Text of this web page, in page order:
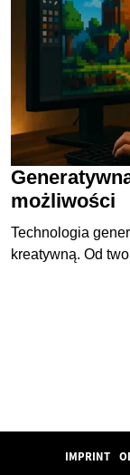
możliwości
Technologia
kreatywną. Od
IMPRINT